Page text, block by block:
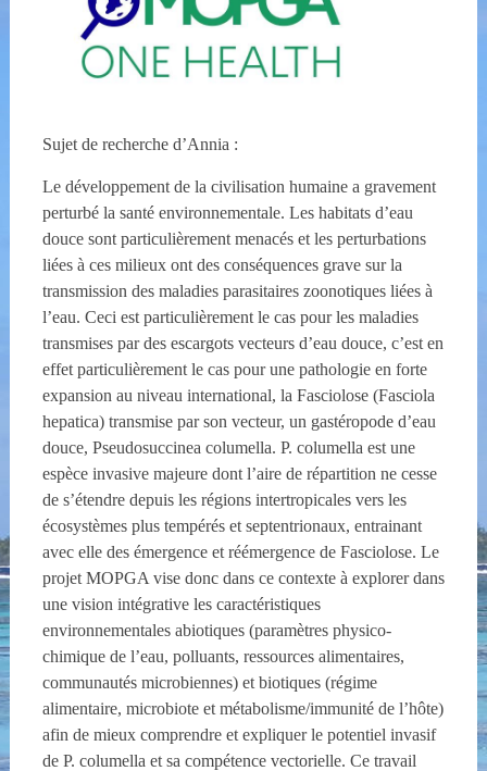
Sujet de recherche d’Annia :
Le développement de la civilisation humaine a gravement
perturbé la santé environnementale. Les habitats d’eau
douce sont particulièrement menacés et les perturbations
liées à ces milieux ont des conséquences grave sur la
transmission des maladies parasitaires zoonotiques liées à
l’eau. Ceci est particulièrement le cas pour les maladies
transmises par des escargots vecteurs d’eau douce, c’est en
effet particulièrement le cas pour une pathologie en forte
expansion au niveau international, la Fasciolose (Fasciola
hepatica) transmise par son vecteur, un gastéropode d’eau
douce, Pseudosuccinea columella. P. columella est une
espèce invasive majeure dont l’aire de répartition ne cesse
de s’étendre depuis les régions intertropicales vers les
écosystèmes plus tempérés et septentrionaux, entrainant
avec elle des émergence et réémergence de Fasciolose. Le
projet MOPGA vise donc dans ce contexte à explorer dans
une vision intégrative les caractéristiques
environnementales abiotiques (paramètres physico-
chimique de l’eau, polluants, ressources alimentaires,
communautés microbiennes) et biotiques (régime
alimentaire, microbiote et métabolisme/immunité de l’hôte)
afin de mieux comprendre et expliquer le potentiel invasif
de P. columella et sa compétence vectorielle. Ce travail